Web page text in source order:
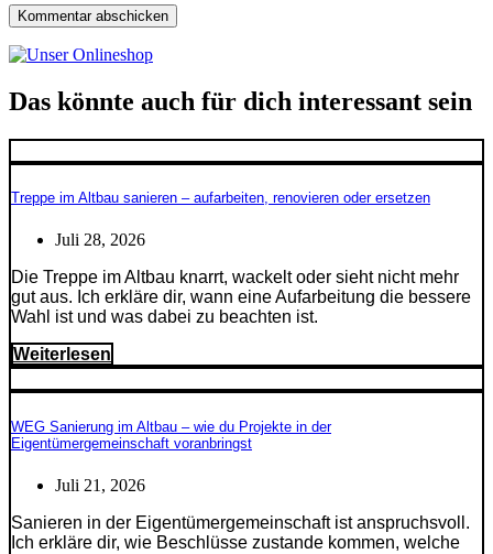
Das könnte auch für dich interessant sein
Treppe im Altbau sanieren – aufarbeiten, renovieren oder ersetzen
Juli 28, 2026
Die Treppe im Altbau knarrt, wackelt oder sieht nicht mehr
gut aus. Ich erkläre dir, wann eine Aufarbeitung die bessere
Wahl ist und was dabei zu beachten ist.
Weiterlesen
WEG Sanierung im Altbau – wie du Projekte in der
Eigentümergemeinschaft voranbringst
Juli 21, 2026
Sanieren in der Eigentümergemeinschaft ist anspruchsvoll.
Ich erkläre dir, wie Beschlüsse zustande kommen, welche